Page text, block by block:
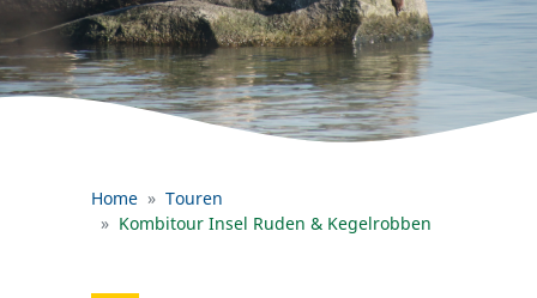
Home
Touren
Kombitour Insel Ruden & Kegelrobben